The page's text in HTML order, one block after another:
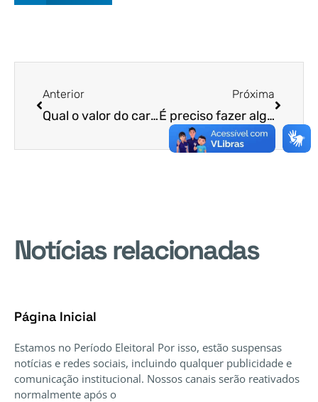
Anterior
Qual o valor do cartão Ceará sem Fome?
Próxima
É preciso fazer algum cadastro no Governo do Estado do Ceará para receber o cartão Ceará sem Fome?
Notícias relacionadas
Página Inicial
Estamos no Período Eleitoral Por isso, estão suspensas
notícias e redes sociais, incluindo qualquer publicidade e
comunicação institucional. Nossos canais serão reativados
normalmente após o